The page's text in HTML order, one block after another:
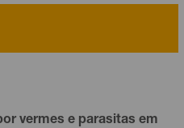
vermes e parasitas em